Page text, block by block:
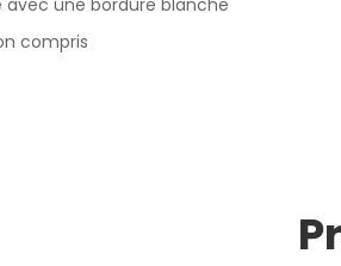
compris